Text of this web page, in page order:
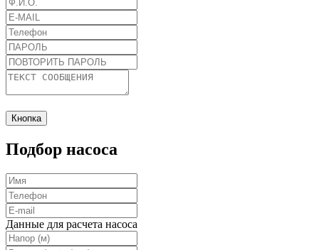
Кнопка
Подбор насоса
Данные для расчета насоса